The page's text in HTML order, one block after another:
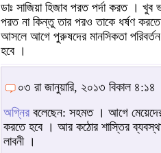
ডাঃ সাজিয়া হিজাব পরত পর্দা করত । খুব
পরত না কিন্তু তার পরও তাকে ধর্ষণ করতে
আসলে আগে পুরুষদের মানসিকতা
হবে ।
০৩ রা জানুয়ারি, ২০১৩ বিকাল ৪:১৪
অগ্নির বলেছেন: সহমত । আগে মেয়েদের
করতে হবে । আর কঠোর শাস্তির
লাবনী ।